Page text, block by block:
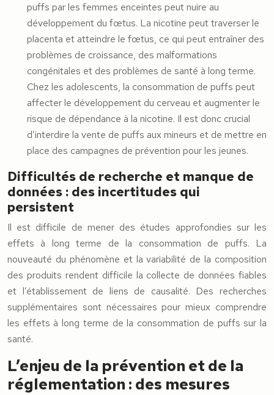
puffs par les femmes enceintes peut nuire au
développement du fœtus. La nicotine peut traverser le
placenta et atteindre le fœtus, ce qui peut entraîner des
problèmes de croissance, des malformations
congénitales et des problèmes de santé à long terme.
Chez les adolescents, la consommation de puffs peut
affecter le développement du cerveau et augmenter le
risque de dépendance à la nicotine. Il est donc crucial
d’interdire la vente de puffs aux mineurs et de mettre en
place des campagnes de prévention pour les jeunes.
Difficultés de recherche et manque de
données : des incertitudes qui
persistent
Il est difficile de mener des études approfondies sur les
effets à long terme de la consommation de puffs. La
nouveauté du phénomène et la variabilité de la composition
des produits rendent difficile la collecte de données fiables
et l’établissement de liens de causalité. Des recherches
supplémentaires sont nécessaires pour mieux comprendre
les effets à long terme de la consommation de puffs sur la
santé.
L’enjeu de la prévention et de la
réglementation : des mesures